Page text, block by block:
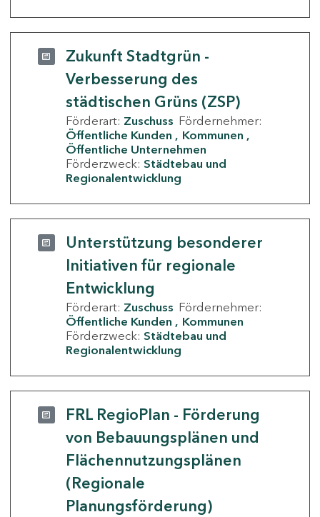
Zukunft Stadtgrün -
Verbesserung des
städtischen Grüns (ZSP)
Förderart: Zuschuss Fördernehmer:
Öffentliche Kunden
Kommunen
Öffentliche Unternehmen
Förderzweck: Städtebau und
Regionalentwicklung
Unterstützung besonderer
Initiativen für regionale
Entwicklung
Förderart: Zuschuss Fördernehmer:
Öffentliche Kunden
Kommunen
Förderzweck: Städtebau und
Regionalentwicklung
FRL RegioPlan - Förderung
von Bebauungsplänen und
Flächennutzungsplänen
(Regionale
Planungsförderung)